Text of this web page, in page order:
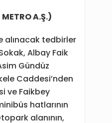
A.Ş.)
alınacak tedbirler
Albay Faik
Gündüz
Caddesi’nden
ve Faikbey
hatlarının
alanının,